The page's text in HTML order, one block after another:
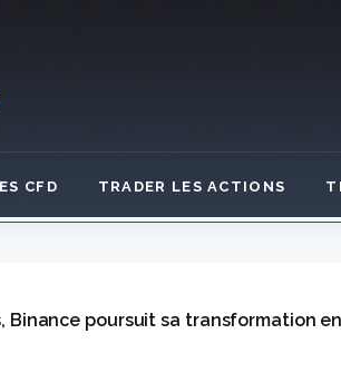
CFD TRADER LES ACTIONS
Binance poursuit sa transformation